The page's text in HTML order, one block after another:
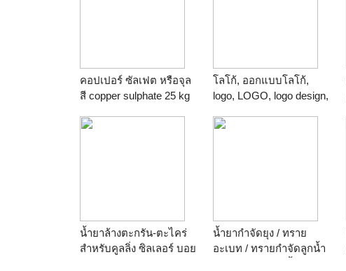
คอปเปอร์ ซัลเฟต หรือจุล
สี copper sulphate 25 kg
โลโก้, ออกแบบโลโก้,
logo, LOGO, logo design,
branding, stationery,
น้ำยาล้างตะกรัน-ตะไคร่
สำหรับคูลลิ่ง ซิลเลอร์ บอย
น้ำยากำจัดยุง / ทราย
อะเบท / ทรายกำจัดลูกน้ำ